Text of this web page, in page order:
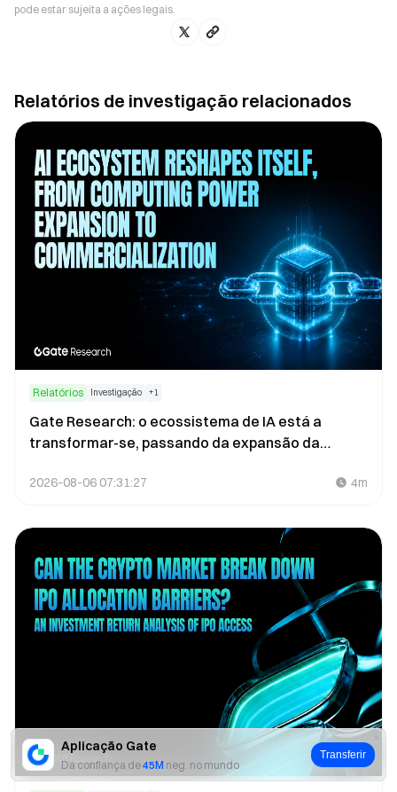
Aplicação Gate
Da confiança de45M neg. no mundo
Transferir
pode estar sujeita a ações legais.
Relatórios de investigação relacionados
Relatórios Investigação +1
Gate Research: o ecossistema de IA está a
transformar-se, passando da expansão da
comercialização
2026-08-06 07:31:27 4m